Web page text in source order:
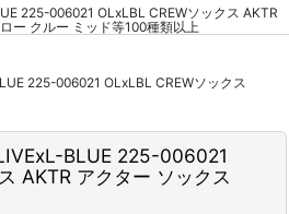
225-006021 OLxLBL CREWソックス AKTR
ー クルー ミッド等100種類以上
225-006021 OLxLBL CREWソックス
BLUE 225-006021
AKTR アクター ソックス